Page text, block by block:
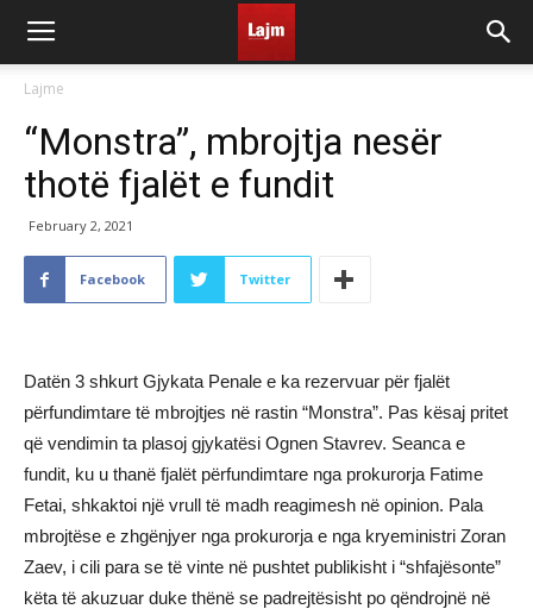
Lajme
“Monstra”, mbrojtja nesër
thotë fjalët e fundit
February 2, 2021
Facebook Twitter
Datën 3 shkurt Gjykata Penale e ka rezervuar për fjalët
përfundimtare të mbrojtjes në rastin “Monstra”. Pas kësaj pritet
që vendimin ta plasoj gjykatësi Ognen Stavrev. Seanca e
fundit, ku u thanë fjalët përfundimtare nga prokurorja Fatime
Fetai, shkaktoi një vrull të madh reagimesh në opinion. Pala
mbrojtëse e zhgënjyer nga prokurorja e nga kryeministri Zoran
Zaev, i cili para se të vinte në pushtet publikisht i “shfajësonte”
këta të akuzuar duke thënë se padrejtësisht po qëndrojnë në